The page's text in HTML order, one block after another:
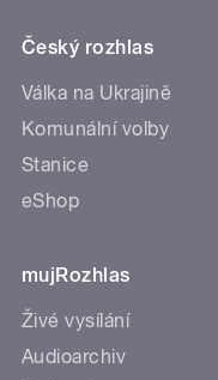
Český rozhlas
Válka na Ukrajině
Komunální volby
Stanice
eShop
mujRozhlas
Živé vysílání
Audioarchiv